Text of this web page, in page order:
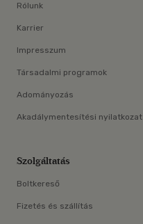
Rólunk
Karrier
Impresszum
Társadalmi programok
Adományozás
Akadálymentesítési nyilatkozat
Szolgáltatás
Boltkereső
Fizetés és szállítás